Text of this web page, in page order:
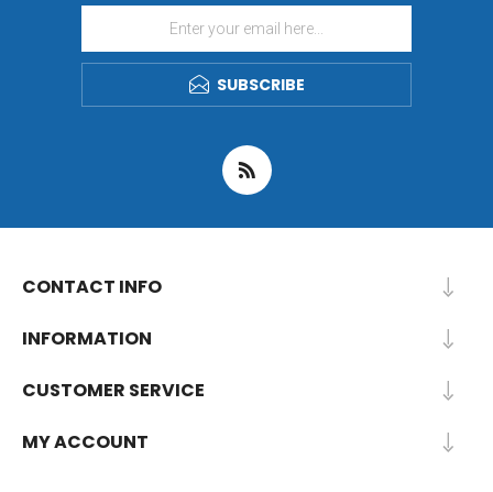
SUBSCRIBE
CONTACT INFO
INFORMATION
CUSTOMER SERVICE
MY ACCOUNT